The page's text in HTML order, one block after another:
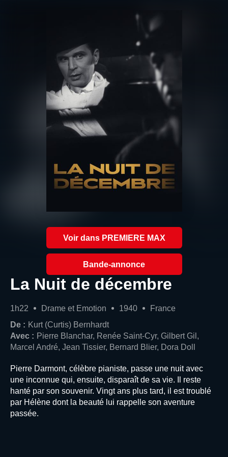
Voir dans PREMIERE MAX
Bande-annonce
La Nuit de décembre
1h22 Drame et Emotion 1940
France
De : Kurt (Curtis) Bernhardt
Avec : Pierre Blanchar, Renée Saint-Cyr, Gilbert Gil,
Marcel André, Jean Tissier, Bernard Blier, Dora Doll
Pierre Darmont, célèbre pianiste, passe une nuit avec
une inconnue qui, ensuite, disparaît de sa vie. Il reste
hanté par son souvenir. Vingt ans plus tard, il est troublé
par Hélène dont la beauté lui rappelle son aventure
passée.